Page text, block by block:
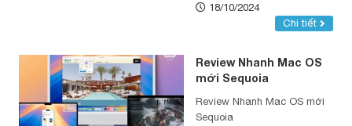
18/10/2024
Chi tiết
Review Nhanh Mac OS
mới Sequoia
Review Nhanh Mac OS mới
Sequoia